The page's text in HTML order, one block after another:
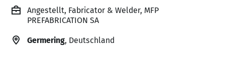
Angestellt, Fabricator & Welder, MFP
PREFABRICATION SA
Germering, Deutschland